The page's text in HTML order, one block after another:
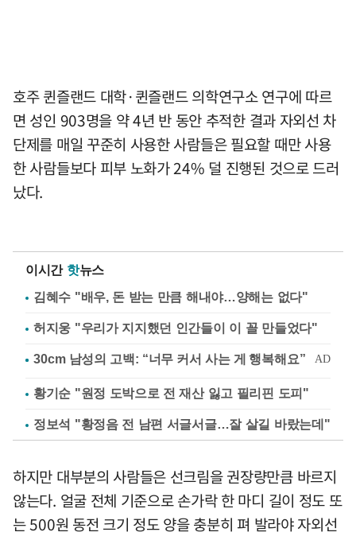
호주 퀸즐랜드 대학·퀸즐랜드 의학연구소 연구에 따르
면 성인 903명을 약 4년 반 동안 추적한 결과 자외선 차
단제를 매일 꾸준히 사용한 사람들은 필요할 때만 사용
한 사람들보다 피부 노화가 24% 덜 진행된 것으로 드러
났다.
이시간 핫뉴스
김혜수 "배우, 돈 받는 만큼 해내야…양해는 없다"
허지웅 "우리가 지지했던 인간들이 이 꼴 만들었다"
황기순 "원정 도박으로 전 재산 잃고 필리핀 도피"
정보석 "황정음 전 남편 서글서글…잘 살길 바랐는데"
하지만 대부분의 사람들은 선크림을 권장량만큼 바르지
않는다. 얼굴 전체 기준으로 손가락 한 마디 길이 정도 또
는 500원 동전 크기 정도 양을 충분히 펴 발라야 자외선